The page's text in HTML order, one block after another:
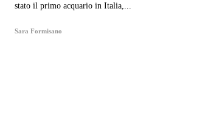
stato il primo acquario in Italia,...
Sara Formisano